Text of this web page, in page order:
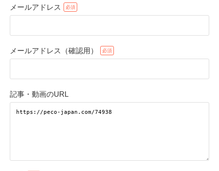
メールアドレス
メールアドレス（確認用）
記事・動画のURL
アプリで開く